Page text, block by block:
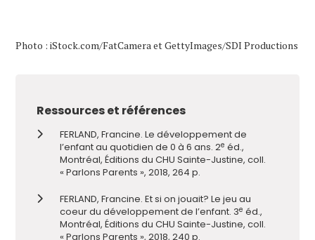
Photo : iStock.com/FatCamera et GettyImages/SDI Productions
Ressources et références
FERLAND, Francine. Le développement de
l’enfant au quotidien de 0 à 6 ans. 2e éd.,
Montréal, Éditions du CHU Sainte-Justine, coll.
« Parlons Parents », 2018, 264 p.
FERLAND, Francine. Et si on jouait? Le jeu au
coeur du développement de l’enfant. 3e éd.,
Montréal, Éditions du CHU Sainte-Justine, coll.
« Parlons Parents », 2018, 240 p.